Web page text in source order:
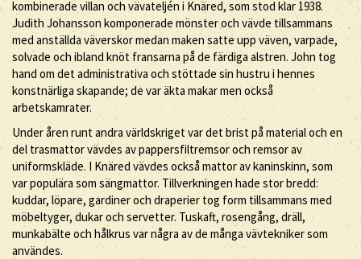
kombinerade villan och vävateljén i Knäred, som stod klar 1938.
Judith Johansson komponerade mönster och vävde tillsammans
med anställda väverskor medan maken satte upp väven, varpade,
solvade och ibland knöt fransarna på de färdiga alstren. John tog
hand om det administrativa och stöttade sin hustru i hennes
konstnärliga skapande; de var äkta makar men också
arbetskamrater.
Under åren runt andra världskriget var det brist på material och en
del trasmattor vävdes av pappersfiltremsor och remsor av
uniformskläde. I Knäred vävdes också mattor av kaninskinn, som
var populära som sängmattor. Tillverkningen hade stor bredd:
kuddar, löpare, gardiner och draperier tog form tillsammans med
möbeltyger, dukar och servetter. Tuskaft, rosengång, dräll,
munkabälte och hålkrus var några av de många vävtekniker som
användes.